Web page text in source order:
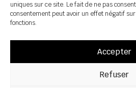
uniques sur ce site. Le fait de ne pas
consentement peut avoir un effet négatif
fonctions.
Accepter
Refuser
Todos los derechos reservados ©2026